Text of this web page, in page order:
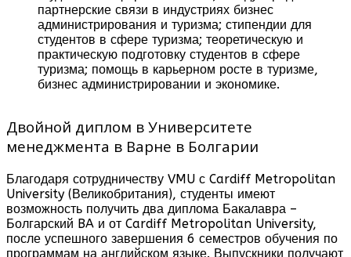
партнерские связи в индустриях бизнес
администрирования и туризма; стипендии для
студентов в сфере туризма; теоретическую и
практическую подготовку студентов в сфере
туризма; помощь в карьерном росте в туризме,
бизнес администрировании и экономике.
Двойной диплом в Университете
менеджмента в Варне в Болгарии
Благодаря сотрудничеству VMU с Cardiff Metropolitan
University (Великобритания), студенты имеют
возможность получить два диплома Бакалавра –
Болгарский BA и от Cardiff Metropolitan University,
после успешного завершения 6 семестров обучения по
программам на английском языке. Выпускники получают